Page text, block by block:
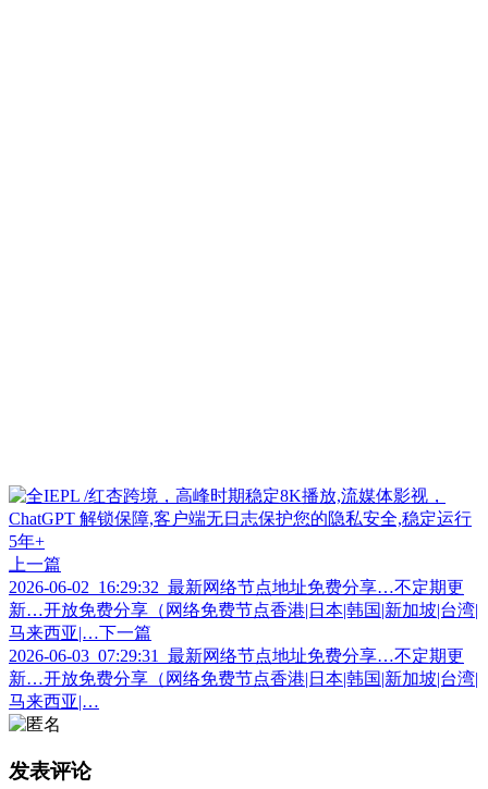
上一篇
2026-06-02_16:29:32_最新网络节点地址免费分享…不定期更
新…开放免费分享（网络免费节点香港|日本|韩国|新加坡|台湾|
马来西亚|… 下一篇
2026-06-03_07:29:31_最新网络节点地址免费分享…不定期更
新…开放免费分享（网络免费节点香港|日本|韩国|新加坡|台湾|
马来西亚|…
发表评论